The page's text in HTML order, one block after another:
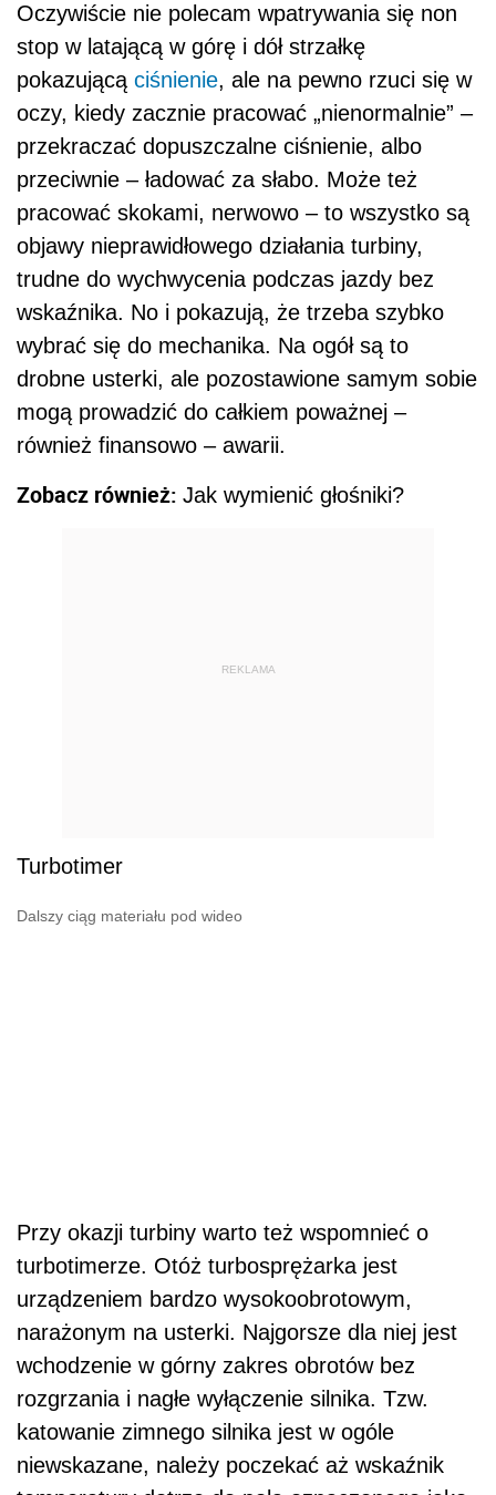
Oczywiście nie polecam wpatrywania się non
stop w latającą w górę i dół strzałkę
pokazującą ciśnienie, ale na pewno rzuci się w
oczy, kiedy zacznie pracować „nienormalnie” –
przekraczać dopuszczalne ciśnienie, albo
przeciwnie – ładować za słabo. Może też
pracować skokami, nerwowo – to wszystko są
objawy nieprawidłowego działania turbiny,
trudne do wychwycenia podczas jazdy bez
wskaźnika. No i pokazują, że trzeba szybko
wybrać się do mechanika. Na ogół są to
drobne usterki, ale pozostawione samym sobie
mogą prowadzić do całkiem poważnej –
również finansowo – awarii.
Zobacz również: Jak wymienić głośniki?
REKLAMA
Turbotimer
Dalszy ciąg materiału pod wideo
Przy okazji turbiny warto też wspomnieć o
turbotimerze. Otóż turbosprężarka jest
urządzeniem bardzo wysokoobrotowym,
narażonym na usterki. Najgorsze dla niej jest
wchodzenie w górny zakres obrotów bez
rozgrzania i nagłe wyłączenie silnika. Tzw.
katowanie zimnego silnika jest w ogóle
niewskazane, należy poczekać aż wskaźnik